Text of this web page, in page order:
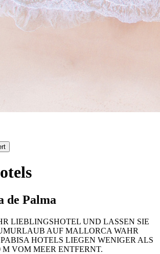
de Palma
LIEBLINGSHOTEL UND LASSEN SIE
AUF MALLORCA WAHR
HOTELS LIEGEN WENIGER ALS
M VOM MEER ENTFERNT.